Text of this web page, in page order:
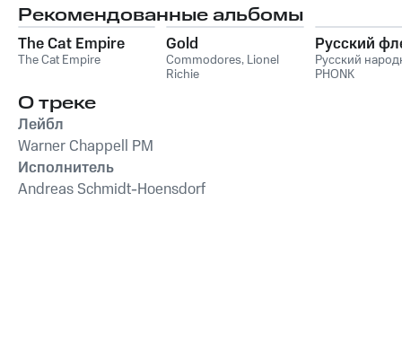
Рекомендованные альбомы
The Cat Empire
The Cat Empire
Gold
Commodores, Lionel
Richie
Русский
Русский
PHONK
О треке
Лейбл
Warner Chappell PM
Исполнитель
Andreas Schmidt-Hoensdorf